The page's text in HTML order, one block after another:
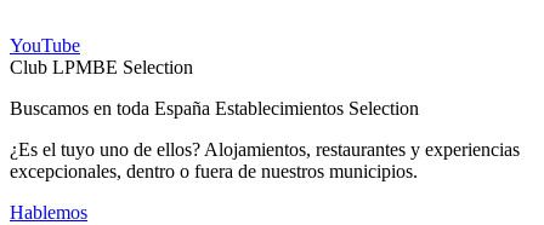
YouTube
Club LPMBE Selection
Buscamos en toda España Establecimientos Selection
¿Es el tuyo uno de ellos? Alojamientos, restaurantes y experiencias
excepcionales, dentro o fuera de nuestros municipios.
Hablemos